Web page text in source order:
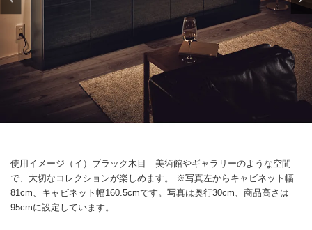
使用イメージ（イ）ブラック木目 美術館やギャラリーのような空間
で、大切なコレクションが楽しめます。 ※写真左からキャビネット幅
81cm、キャビネット幅160.5cmです。写真は奥行30cm、商品高さは
95cmに設定しています。